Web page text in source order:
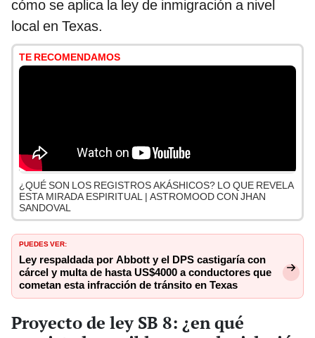
cómo se aplica la ley de inmigración a nivel
local en Texas.
TE RECOMENDAMOS
¿QUÉ SON LOS REGISTROS AKÁSHICOS? LO QUE REVELA
ESTA MIRADA ESPIRITUAL | ASTROMOOD CON JHAN
SANDOVAL
PUEDES VER:
Ley respaldada por Abbott y el DPS castigaría con
cárcel y multa de hasta US$4000 a conductores que
cometan esta infracción de tránsito en Texas
Proyecto de ley SB 8: ¿en qué